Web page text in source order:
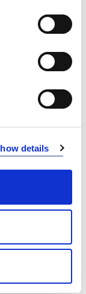
details
255
460
645
725
centralnego
624